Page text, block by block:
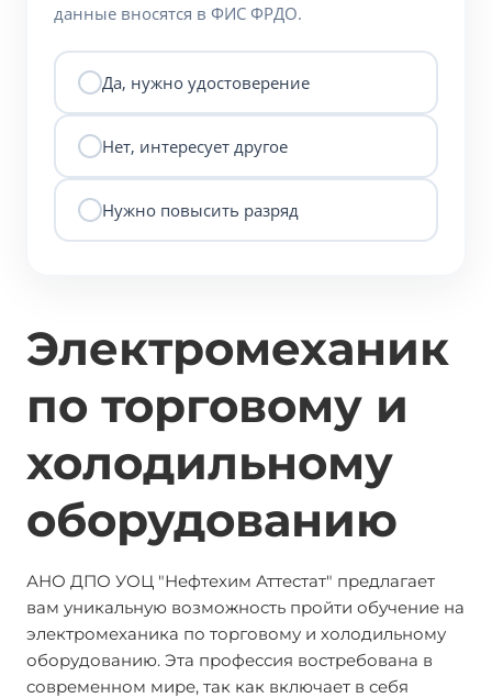
данные вносятся в ФИС ФРДО.
Да, нужно удостоверение
Нет, интересует другое
Нужно повысить разряд
Электромеханик
по торговому и
холодильному
оборудованию
АНО ДПО УОЦ "Нефтехим Аттестат" предлагает
вам уникальную возможность пройти обучение на
электромеханика по торговому и холодильному
оборудованию. Эта профессия востребована в
современном мире, так как включает в себя